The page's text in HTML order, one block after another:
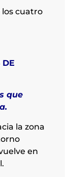
cuatro
DE
que
la zona
en